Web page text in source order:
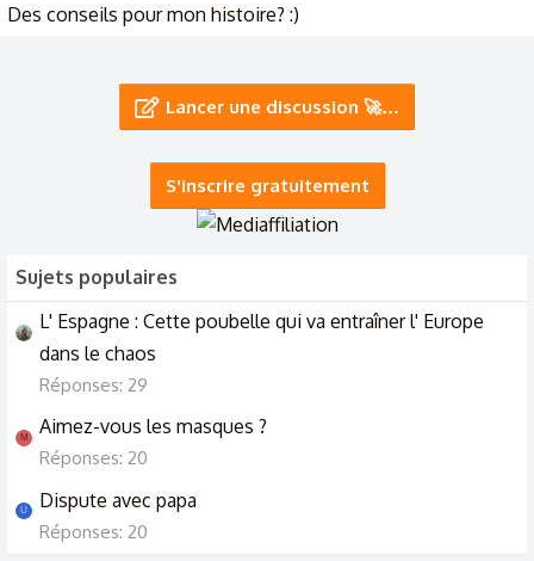
Des conseils pour mon histoire? :)
L'éternité des humains dans le Métamatériel
Lancer une discussion 🚀…
S'inscrire gratuitement
Sujets populaires
L' Espagne : Cette poubelle qui va entraîner l' Europe
dans le chaos
Réponses: 29
M Aimez-vous les masques ?
Réponses: 20
U Dispute avec papa
Réponses: 20